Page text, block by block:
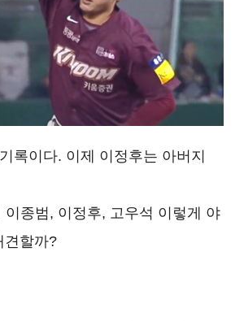
록이다. 이제 이정후는 아버지
종범, 이정후, 고우석 이렇게 야
견할까?